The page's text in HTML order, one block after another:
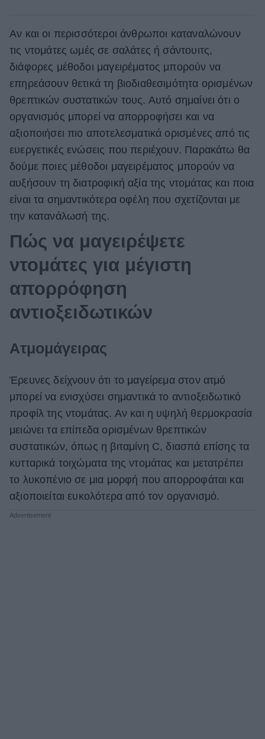
Αν και οι περισσότεροι άνθρωποι καταναλώνουν
τις ντομάτες ωμές σε σαλάτες ή σάντουιτς,
διάφορες μέθοδοι μαγειρέματος μπορούν να
επηρεάσουν θετικά τη βιοδιαθεσιμότητα ορισμένων
θρεπτικών συστατικών τους. Αυτό σημαίνει ότι ο
οργανισμός μπορεί να απορροφήσει και να
αξιοποιήσει πιο αποτελεσματικά ορισμένες από τις
ευεργετικές ενώσεις που περιέχουν. Παρακάτω θα
δούμε ποιες μέθοδοι μαγειρέματος μπορούν να
αυξήσουν τη διατροφική αξία της ντομάτας και ποια
είναι τα σημαντικότερα οφέλη που σχετίζονται με
την κατανάλωσή της.
Πώς να μαγειρέψετε
ντομάτες για μέγιστη
απορρόφηση
αντιοξειδωτικών
Ατμομάγειρας
Έρευνες δείχνουν ότι το μαγείρεμα στον ατμό
μπορεί να ενισχύσει σημαντικά το αντιοξειδωτικό
προφίλ της ντομάτας. Αν και η υψηλή θερμοκρασία
μειώνει τα επίπεδα ορισμένων θρεπτικών
συστατικών, όπως η βιταμίνη C, διασπά επίσης τα
κυτταρικά τοιχώματα της ντομάτας και μετατρέπει
το λυκοπένιο σε μια μορφή που απορροφάται και
αξιοποιείται ευκολότερα από τον οργανισμό.